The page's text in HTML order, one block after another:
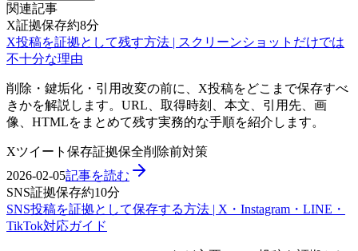
関連記事
X証拠保存約8分
X投稿を証拠として残す方法 | スクリーンショットだけでは
不十分な理由
削除・鍵垢化・引用改変の前に、X投稿をどこまで保存すべ
きかを解説します。URL、取得時刻、本文、引用先、画
像、HTMLをまとめて残す実務的な手順を紹介します。
Xツイート保存証拠保全削除前対策
2026-02-05記事を読む
SNS証拠保存約10分
SNS投稿を証拠として保存する方法 | X・Instagram・LINE・
TikTok対応ガイド